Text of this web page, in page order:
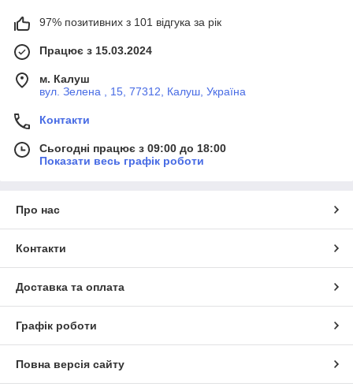
97% позитивних з 101 відгука за рік
Працює з 15.03.2024
м. Калуш
вул. Зелена , 15, 77312, Калуш, Україна
Контакти
Сьогодні працює з 09:00 до 18:00
Показати весь графік роботи
Про нас
Контакти
Доставка та оплата
Графік роботи
Повна версія сайту